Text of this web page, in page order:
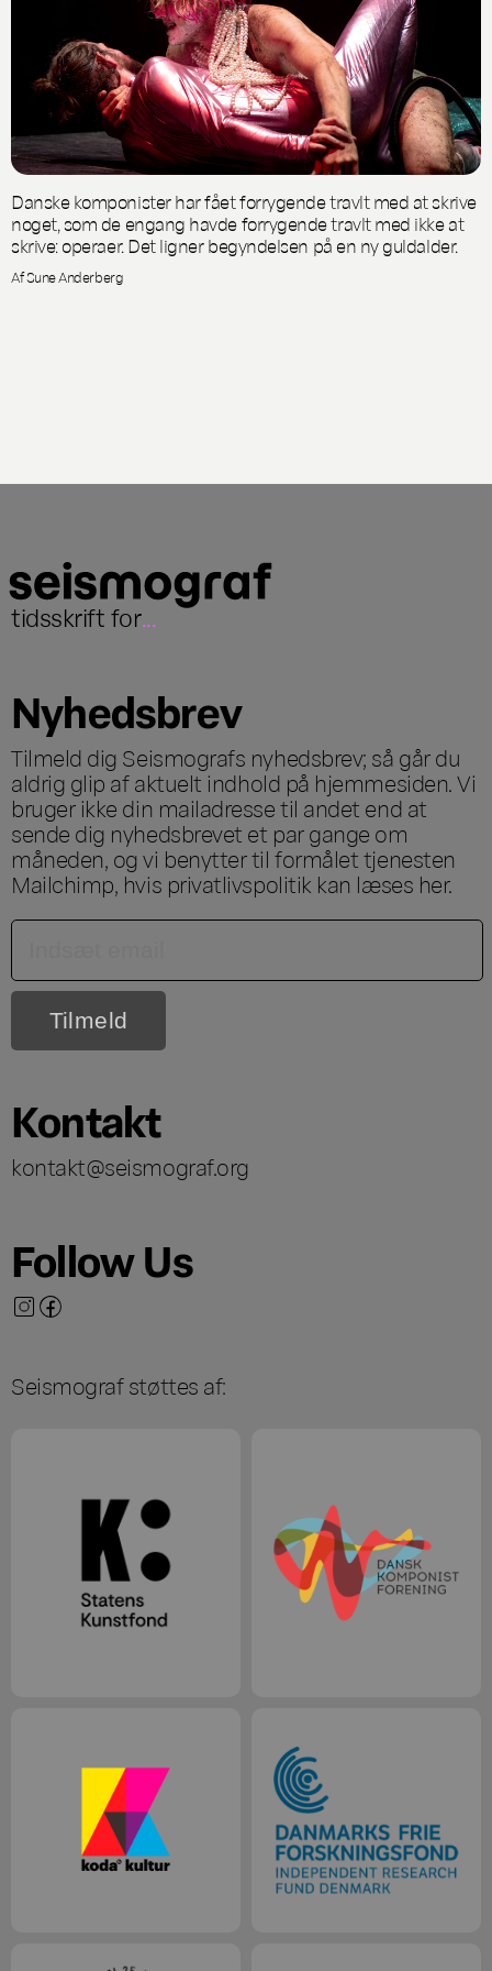
Danske komponister har fået forrygende travlt med at skrive
noget, som de engang havde forrygende travlt med ikke at
skrive: operaer. Det ligner begyndelsen på en ny guldalder.
Af Sune Anderberg
tidsskrift for...
Nyhedsbrev
Tilmeld dig Seismografs nyhedsbrev; så går du
aldrig glip af aktuelt indhold på hjemmesiden. Vi
bruger ikke din mailadresse til andet end at
sende dig nyhedsbrevet et par gange om
måneden, og vi benytter til formålet tjenesten
Mailchimp, hvis privatlivspolitik kan læses her.
Kontakt
kontakt@seismograf.org
Follow Us
Seismograf støttes af: